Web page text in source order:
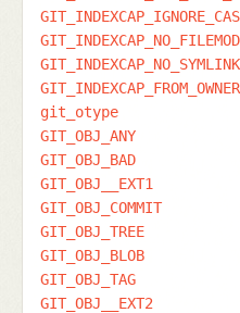
GIT_INDEXCAP_FROM_OWNER
git_otype
GIT_OBJ_ANY
GIT_OBJ_BAD
GIT_OBJ__EXT1
GIT_OBJ_COMMIT
GIT_OBJ_TREE
GIT_OBJ_BLOB
GIT_OBJ_TAG
GIT_OBJ__EXT2